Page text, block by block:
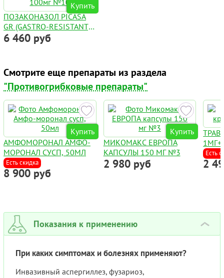
Купить
ПОЗАКОНАЗОЛ PICASA
GR (GASTRO-RESISTANT)
ТАБЛЕТКИ 100МГ №10
6 460 руб
Смотрите еще препараты из раздела
"Противогрибковые препараты"
Купить
АМФОМОРОНАЛ АМФО-
МОРОНАЛ СУСП, 50МЛ
Есть скидка
8 900 руб
Купить
МИКОМАКС ЕВРОПА
КАПСУЛЫ 150 МГ №3
2 980 руб
Есть
2
Показания к применению ›
При каких симптомах и болезнях применяют?
Инвазивный аспергиллез, фузариоз,